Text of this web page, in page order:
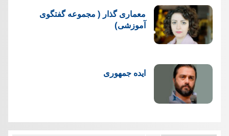
معماری گذار ( مجموعه گفتگوی
آموزشی)
ایده جمهوری